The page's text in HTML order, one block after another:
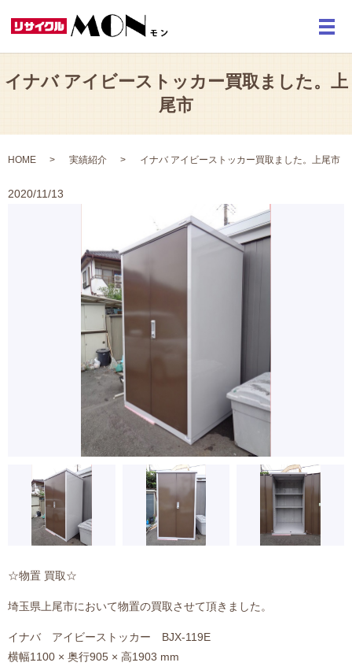
メ
イナバ アイビーストッカー買取ました。上
尾市
HOME 実績紹介 イナバ アイビーストッカー買取ました。上尾市
2020/11/13
☆物置 買取☆
埼玉県上尾市において物置の買取させて頂きました。
イナバ アイビーストッカー BJX-119E
横幅1100 × 奥行905 × 高1903 mm